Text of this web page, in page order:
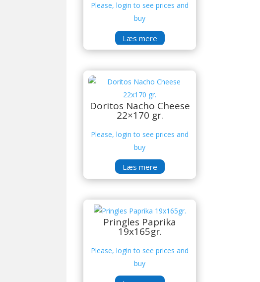
Please, login to see prices and
buy
Læs mere
Doritos Nacho Cheese
22×170 gr.
Please, login to see prices and
buy
Læs mere
Pringles Paprika
19x165gr.
Please, login to see prices and
buy